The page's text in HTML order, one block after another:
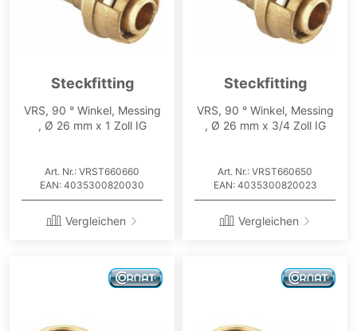
Steckfitting
VRS, 90 ° Winkel, Messing
, Ø 26 mm x 1 Zoll IG
Art. Nr.: VRST660660
EAN: 4035300820030
Vergleichen
Steckfitting
VRS, 90 ° Winkel, Messing
, Ø 26 mm x 3/4 Zoll IG
Art. Nr.: VRST660650
EAN: 4035300820023
Vergleichen